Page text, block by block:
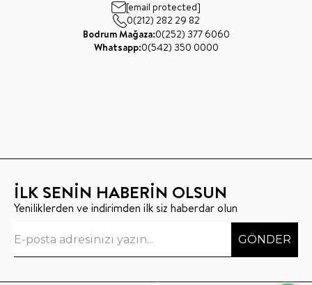
[email protected]
0(212) 282 29 82
Bodrum Mağaza:0(252) 377 6060
Whatsapp:0(542) 350 0000
İLK SENİN HABERİN OLSUN
Yeniliklerden ve indirimden ilk siz haberdar olun
GÖNDER